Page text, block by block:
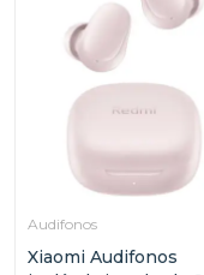
Audifonos
Xiaomi Audifonos